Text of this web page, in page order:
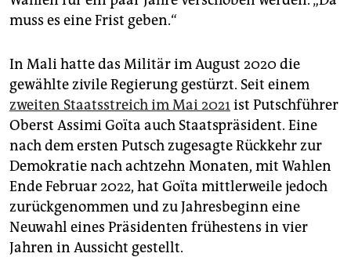
muss es eine Frist geben.“
In Mali hatte das Militär im August 2020 die
gewählte zivile Regierung gestürzt. Seit einem
zweiten Staatsstreich im Mai 2021ist Putschführer
Oberst Assimi Goïta auch Staatspräsident. Eine
nach dem ersten Putsch zugesagte Rückkehr zur
Demokratie nach achtzehn Monaten, mit Wahlen
Ende Februar 2022, hat Goïta mittlerweile jedoch
zurückgenommen und zu Jahresbeginn eine
Neuwahl eines Präsidenten frühestens in vier
Jahren in Aussicht gestellt.